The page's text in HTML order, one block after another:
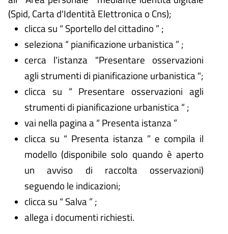
(Spid, Carta d'Identità Elettronica o Cns);
clicca su “ Sportello del cittadino ” ;
seleziona “ pianificazione urbanistica ” ;
cerca l'istanza "Presentare osservazioni
agli strumenti di pianificazione urbanistica ";
clicca su “ Presentare osservazioni agli
strumenti di pianificazione urbanistica “ ;
vai nella pagina a “ Presenta istanza ”
clicca su “ Presenta istanza ” e compila il
modello (disponibile solo quando è aperto
un avviso di raccolta osservazioni)
seguendo le indicazioni;
clicca su “ Salva ” ;
allega i documenti richiesti.